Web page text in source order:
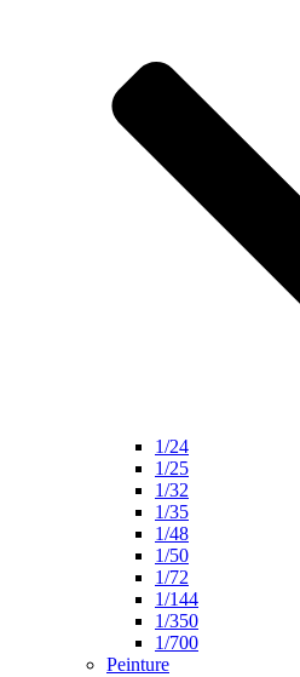
1/24
1/25
1/32
1/35
1/48
1/50
1/72
1/144
1/350
1/700
Peinture